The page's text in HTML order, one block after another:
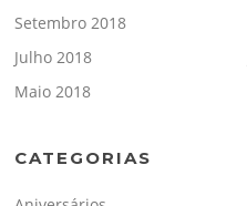
Setembro 2018
Julho 2018
Maio 2018
CATEGORIAS